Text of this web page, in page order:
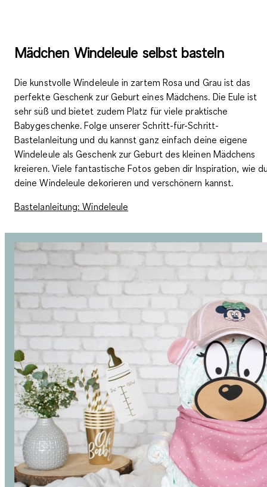
Mädchen Windeleule selbst basteln
Die kunstvolle Windeleule in zartem Rosa und Grau ist das
perfekte Geschenk zur Geburt eines Mädchens. Die Eule ist
sehr süß und bietet zudem Platz für viele praktische
Babygeschenke. Folge unserer Schritt-für-Schritt-
Bastelanleitung und du kannst ganz einfach deine eigene
Windeleule als Geschenk zur Geburt des kleinen Mädchens
kreieren. Viele fantastische Fotos geben dir Inspiration, wie
deine Windeleule dekorieren und verschönern kannst.
Bastelanleitung: Windeleule